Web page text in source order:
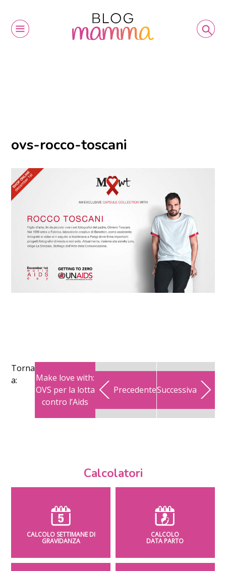
ovs-rocco-toscani
Torna
a:
Make love with:
OVS per la lotta
contro l’Aids
PrecedenteSuccessiva
Calcolatori
CALCOLO SETTIMANE DI
GRAVIDANZA
CALCOLO
DATA PARTO